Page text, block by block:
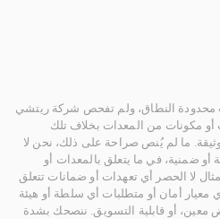
محدودة النطاق، ولم تفحص شركة ريتشي
أو مكونات من المعدات بخلاف تلك
ما لم يُنص صراحة على ذلك، نحن لا
ضمنية، في ما يتعلق بالمعدات أو
لا الحصر أي تعهدات أو ضمانات تتعلق
معيار أمان أو متطلبات أي سلطة أو هيئة
معين، أو قابلية التسويق. ننصحك بشدة